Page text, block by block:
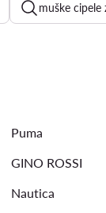
muške cipele
Puma
GINO ROSSI
Nautica